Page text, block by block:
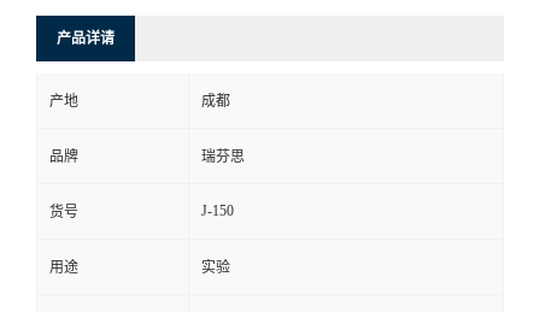
方
产品详请
产地 成都
品牌 瑞芬思
货号 J-150
用途 实验